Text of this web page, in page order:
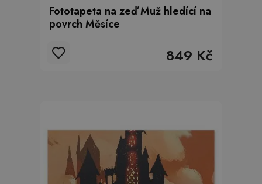
Fototapeta na zeď Muž hledící na
povrch Měsíce
849 Kč